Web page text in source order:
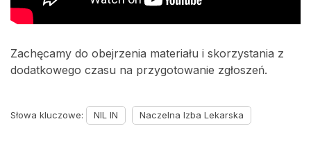
Zachęcamy do obejrzenia materiału i skorzystania z
dodatkowego czasu na przygotowanie zgłoszeń.
Słowa kluczowe: NIL IN Naczelna Izba Lekarska